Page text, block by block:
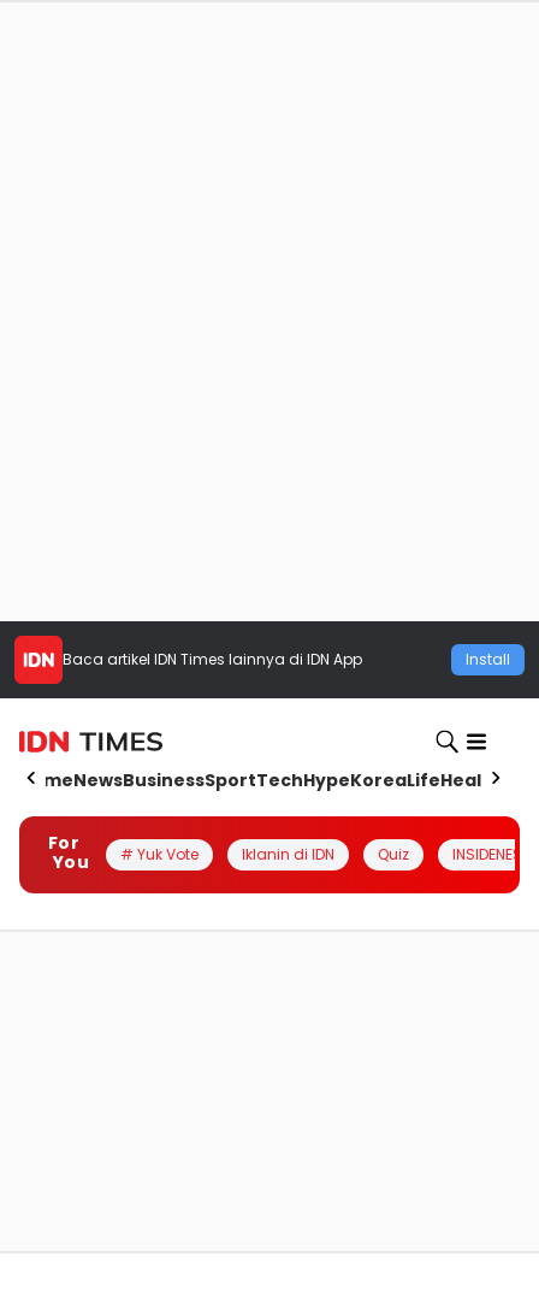
Baca artikel IDN Times lainnya di IDN App Install
HomeNewsBusinessSportTechHypeKoreaLifeHealth
For
You
# Yuk Vote Iklanin di IDN Quiz INSIDENESIA